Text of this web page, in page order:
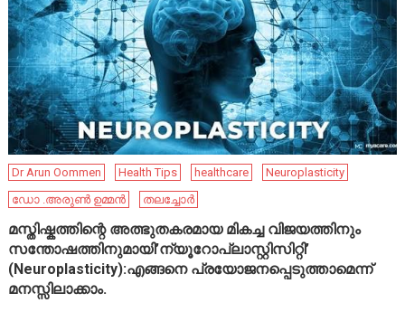
Dr Arun Oommen Health Tips healthcare
Neuroplasticity
ഡോ .അരുൺ ഉമ്മൻ
തലച്ചോർ
മസ്തിഷ്കത്തിന്റെ അത്ഭുതകരമായ മികച്ച വിജയത്തിനും
സന്തോഷത്തിനുമായി’ന്യൂറോപ്ലാസ്റ്റിസിറ്റി’
(Neuroplasticity):എങ്ങനെ പ്രയോജനപ്പെടുത്താമെന്ന്
മനസ്സിലാക്കാം.